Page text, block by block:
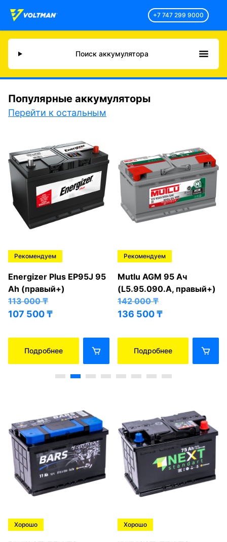
+7 747 299 9000
Поиск аккумулятора
Популярные аккумуляторы
Перейти к остальным
Рекомендуем
Energizer Plus EP95J 95
Ah (правый+)
113 000₸
107 500₸
Подробнее
Рекомендуем
Mutlu AGM 95 Ач
(L5.95.090.A, правый+)
142 000₸
136 500₸
Подробнее
Хорошо Хорошо